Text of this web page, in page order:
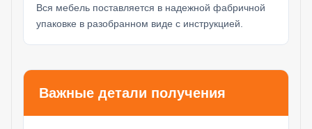
Вся мебель поставляется в надежной фабричной
упаковке в разобранном виде с инструкцией.
Важные детали получения